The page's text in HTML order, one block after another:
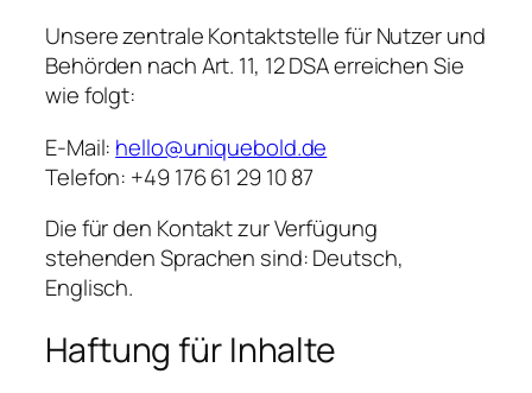
Unsere zentrale Kontaktstelle für Nutzer und
Behörden nach Art. 11, 12 DSA erreichen Sie
wie folgt:
E-Mail: hello@uniquebold.de
Telefon: +49 176 61 29 10 87
Die für den Kontakt zur Verfügung
stehenden Sprachen sind: Deutsch,
Englisch.
Haftung für Inhalte